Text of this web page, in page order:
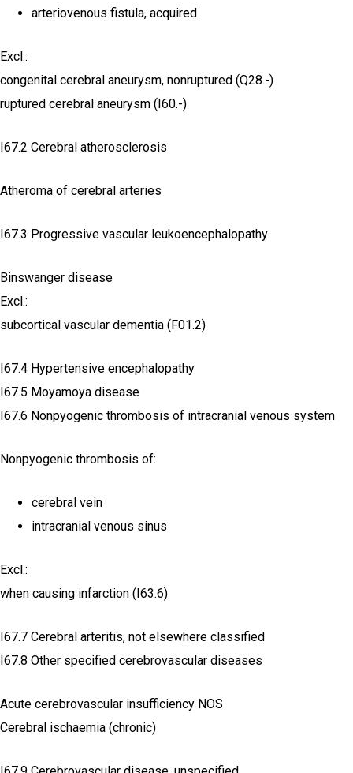
arteriovenous fistula, acquired
Excl.:
congenital cerebral aneurysm, nonruptured (Q28.-)
ruptured cerebral aneurysm (I60.-)
I67.2 Cerebral atherosclerosis
Atheroma of cerebral arteries
I67.3 Progressive vascular leukoencephalopathy
Binswanger disease
Excl.:
subcortical vascular dementia (F01.2)
I67.4 Hypertensive encephalopathy
I67.5 Moyamoya disease
I67.6 Nonpyogenic thrombosis of intracranial venous system
Nonpyogenic thrombosis of:
cerebral vein
intracranial venous sinus
Excl.:
when causing infarction (I63.6)
I67.7 Cerebral arteritis, not elsewhere classified
I67.8 Other specified cerebrovascular diseases
Acute cerebrovascular insufficiency NOS
Cerebral ischaemia (chronic)